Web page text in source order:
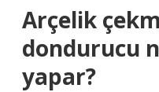
Arçelik
dondurucu
yapar?